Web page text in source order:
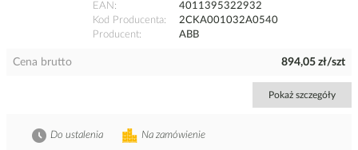
EAN
4011395322932
Kod Producenta
2CKA001032A0540
Producent
ABB
Cena brutto 894,05 zł/szt
Pokaż szczegóły
Na zamówienie
Do ustalenia